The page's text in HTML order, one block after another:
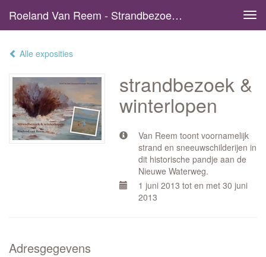
Roeland Van Reem - Strandbezoek & Winterlopen
Alle exposities
strandbezoek &
winterlopen
Van Reem toont voornamelijk
strand en sneeuwschilderijen in
dit historische pandje aan de
Nieuwe Waterweg.
1 juni 2013 tot en met 30 juni
2013
Adresgegevens